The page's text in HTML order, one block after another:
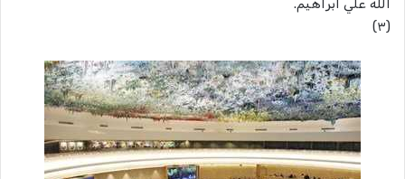
الله علي ابراهيم.
(٣)